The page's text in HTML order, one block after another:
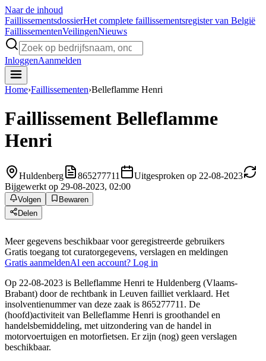
Naar de inhoud
FaillissementsdossierHet complete faillissementsregister van België
FaillissementenVeilingenNieuws
InloggenAanmelden
Home›Faillissementen›Belleflamme Henri
Faillissement Belleflamme
Henri
Huldenberg 865277711
Uitgesproken op 22-08-2023
Bijgewerkt op 29-08-2023, 02:00
Volgen
Bewaren
Delen
Meer gegevens beschikbaar voor geregistreerde gebruikers
Gratis toegang tot curatorgegevens, verslagen en meldingen
Gratis aanmeldenAl een account? Log in
Op 22-08-2023 is Belleflamme Henri te Huldenberg (Vlaams-
Brabant) door de rechtbank in Leuven failliet verklaard. Het
insolventienummer van deze zaak is 865277711. De
(hoofd)activiteit van Belleflamme Henri is groothandel en
handelsbemiddeling, met uitzondering van de handel in
motorvoertuigen en motorfietsen. Er zijn (nog) geen verslagen
beschikbaar.